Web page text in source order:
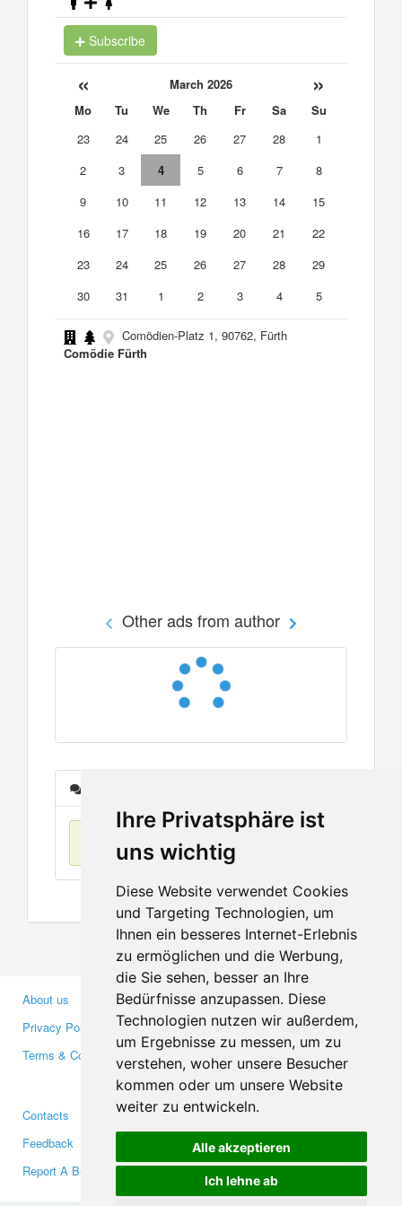
Ihre Privatsphäre ist
uns wichtig
Diese Website verwendet Cookies
und Targeting Technologien, um
Ihnen ein besseres Internet-Erlebnis
zu ermöglichen und die Werbung,
die Sie sehen, besser an Ihre
Bedürfnisse anzupassen. Diese
Technologien nutzen wir außerdem,
um Ergebnisse zu messen, um zu
verstehen, woher unsere Besucher
kommen oder um unsere Website
weiter zu entwickeln.
Alle akzeptieren
Ich lehne ab
Subscribe
« March 2026 »
Mo Tu We Th Fr Sa
Su
23
24 25 26 27 28
1
2
3 4 5 6 7
8
9
10 11 12 13 14
15
16
17 18 19 20 21
22
23
24 25 26 27 28
29
30
31 1 2 3 4 5
Comödien-Platz 1, 90762, Fürth
Comödie Fürth
Other ads from author
No items found
About us
Privacy Policy
Terms & Conditions
Business Partners
Investors
Media
Contacts
Feedback
Report A Bug
Facebook
Twitter
YouTube
Google+